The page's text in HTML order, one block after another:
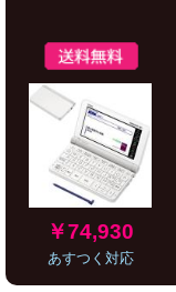
￥74,930
あすつく対応